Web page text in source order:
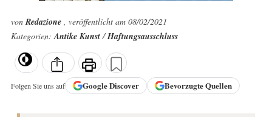
vonRedazione , veröffentlicht am 08/02/2021
Kategorien:Antike Kunst/Haftungsausschluss
Folgen Sie uns auf GoogleDiscover Bevorzugte Quellen